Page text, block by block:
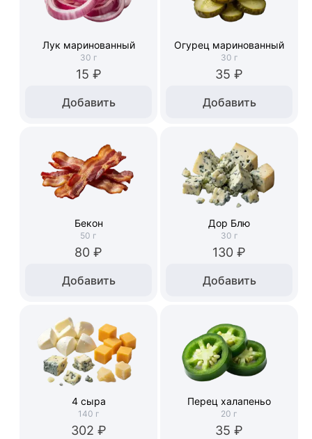
Лук маринованный
30 г
15 ₽
Добавить
Огурец маринованный
30 г
35 ₽
Добавить
Бекон
50 г
80 ₽
Добавить
Дор Блю
30 г
130 ₽
Добавить
4 сыра
140 г
302 ₽
Перец халапеньо
20 г
35 ₽